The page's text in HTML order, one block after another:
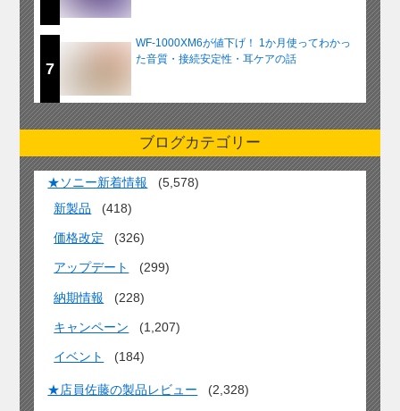
7
WF-1000XM6が値下げ！ 1か月使ってわかっ
た音質・接続安定性・耳ケアの話
ブログカテゴリー
★ソニー新着情報
(5,578)
新製品
(418)
価格改定 (326)
アップデート (299)
納期情報 (228)
キャンペーン (1,207)
イベント (184)
★店員佐藤の製品レビュー (2,328)